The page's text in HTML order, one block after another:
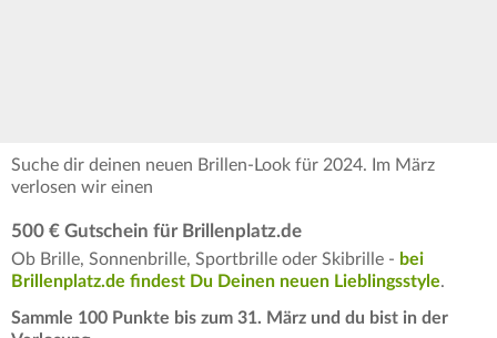
Suche dir deinen neuen Brillen-Look für 2024. Im März
verlosen wir einen
500 € Gutschein für Brillenplatz.de
Ob Brille, Sonnenbrille, Sportbrille oder Skibrille - bei
Brillenplatz.de findest Du Deinen neuen Lieblingsstyle.
Sammle 100 Punkte bis zum 31. März und du bist in der